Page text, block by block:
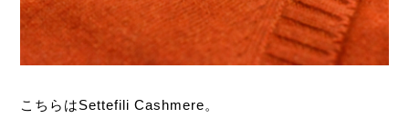
こちらはSettefili Cashmere。